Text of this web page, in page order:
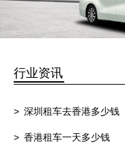
行业资讯
深圳租车去香港多少钱
香港租车一天多少钱